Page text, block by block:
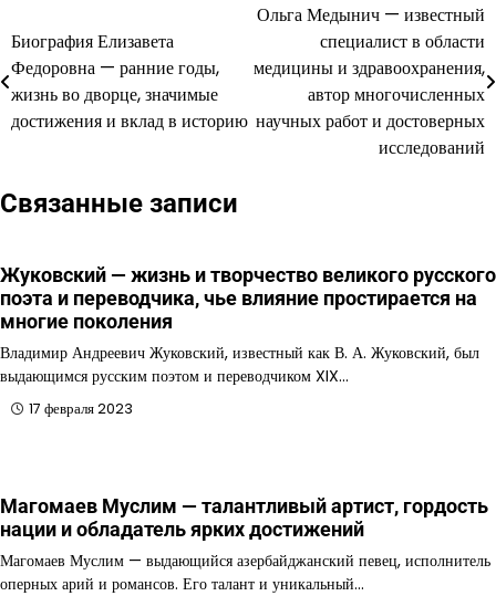
по
записям
Биография Елизавета
Федоровна — ранние годы,
жизнь во дворце, значимые
достижения и вклад в историю
Ольга Медынич — известный
специалист в области
медицины и здравоохранения,
автор многочисленных
научных работ и достоверных
исследований
Связанные записи
Жуковский — жизнь и творчество великого русского
поэта и переводчика, чье влияние простирается на
многие поколения
Владимир Андреевич Жуковский, известный как В. А. Жуковский, был
выдающимся русским поэтом и переводчиком XIX…
17 февраля 2023
Магомаев Муслим — талантливый артист, гордость
нации и обладатель ярких достижений
Магомаев Муслим — выдающийся азербайджанский певец, исполнитель
оперных арий и романсов. Его талант и уникальный…